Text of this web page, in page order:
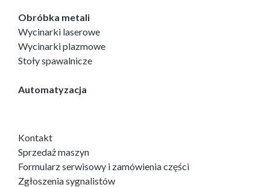
Obróbka metali
Wycinarki laserowe
Wycinarki plazmowe
Stoły spawalnicze
Automatyzacja
Kontakt
Sprzedaż maszyn
Formularz serwisowy i zamówienia części
Zgłoszenia sygnalistów